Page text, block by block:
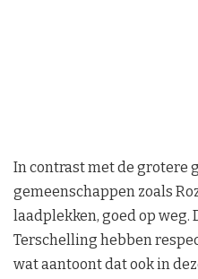
In contrast met de grotere
gemeenschappen zoals
laadplekken, goed op weg.
Terschelling hebben
wat aantoont dat ook in